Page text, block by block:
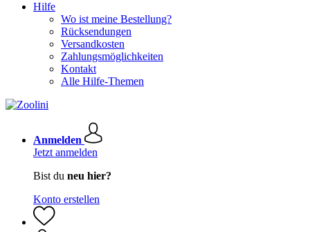
Hilfe
Wo ist meine Bestellung?
Rücksendungen
Versandkosten
Zahlungsmöglichkeiten
Kontakt
Alle Hilfe-Themen
Anmelden
Jetzt anmelden
Bist du neu hier?
Konto erstellen